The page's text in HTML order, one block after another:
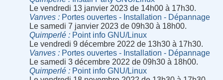
Le vendredi 13 janvier 2023 de 14h00 à 17h30.
Vanves
Portes ouvertes - Installation - Dépannage
Le samedi 7 janvier 2023 de 09h30 à 18h00.
Quimperlé
Point info GNU/Linux
Le vendredi 9 décembre 2022 de 13h30 à 17h30.
Vanves
Portes ouvertes - Installation - Dépannage
Le samedi 3 décembre 2022 de 09h30 à 18h00.
Quimperlé
Point info GNU/Linux